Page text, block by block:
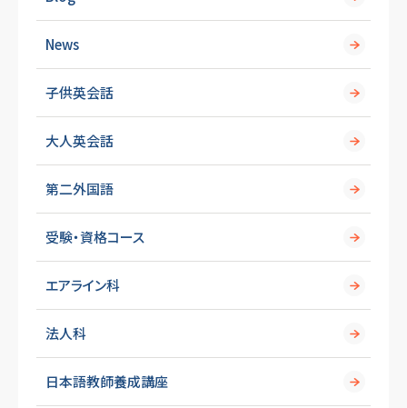
News
子供英会話
大人英会話
第二外国語
受験・資格コース
エアライン科
法人科
日本語教師養成講座